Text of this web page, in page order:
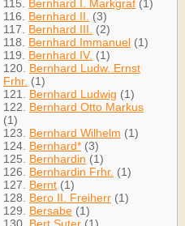
115. Bernhard I. Markgraf (1)
116. Bernhard II.
(3)
117. Bernhard III.
(2)
118. Bernhard Immanuel (1)
119. Bernhard IV. (1)
120. Bernhard Ludw. Ernst
Frhr. (1)
121. Bernhard Ludwig (1)
122. Bernhard Otto Markus
(1)
123. Bernhard Wilhelm (1)
124. Bernhard* (3)
125. Bernhardin (1)
126. Bernhardin Frhr. (1)
127. Bernt (1)
128. Bero II. Freiherr (1)
129. Bersabe (1)